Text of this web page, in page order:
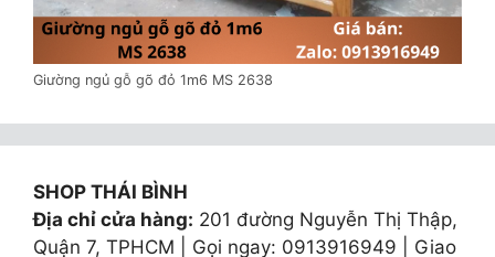
Giường ngủ gỗ gõ đỏ 1m6 MS 2638
SHOP THÁI BÌNH
Địa chỉ cửa hàng: 201 đường Nguyễn Thị Thập,
Quận 7, TPHCM | Gọi ngay: 0913916949 | Giao